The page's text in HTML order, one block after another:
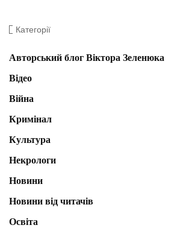
Категорії
Авторський блог Віктора Зеленюка
Відео
Війна
Кримінал
Культура
Некрологи
Новини
Новини від читачів
Освіта